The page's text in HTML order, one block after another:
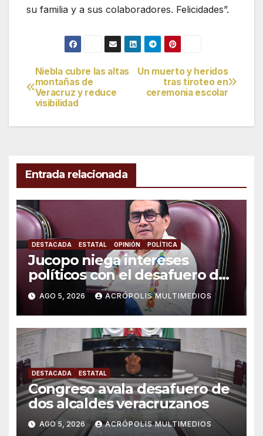
su familia y a sus colaboradores. Felicidades”.
Navegación
de
entradas
Un muerto y heridos
tras tiroteo en
ceremonia escolar
Niebla cubre las altas
montañas de
Veracruz y reduce
visibilidad
Entrada relacionada
DESTACADA ESTATAL OPINIÓN POLÍTICA
Jucopo niega intereses
políticos con el desafuero de
alcaldes
AGO 5, 2026 ACRÓPOLIS MULTIMEDIOS
DESTACADA ESTATAL
Congreso avala desafuero de
dos alcaldes veracruzanos
AGO 5, 2026 ACRÓPOLIS MULTIMEDIOS